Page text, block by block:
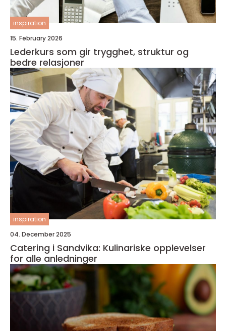
inspiration
15. February 2026
Lederkurs som gir trygghet, struktur og
bedre relasjoner
inspiration
04. December 2025
Catering i Sandvika: Kulinariske opplevelser
for alle anledninger